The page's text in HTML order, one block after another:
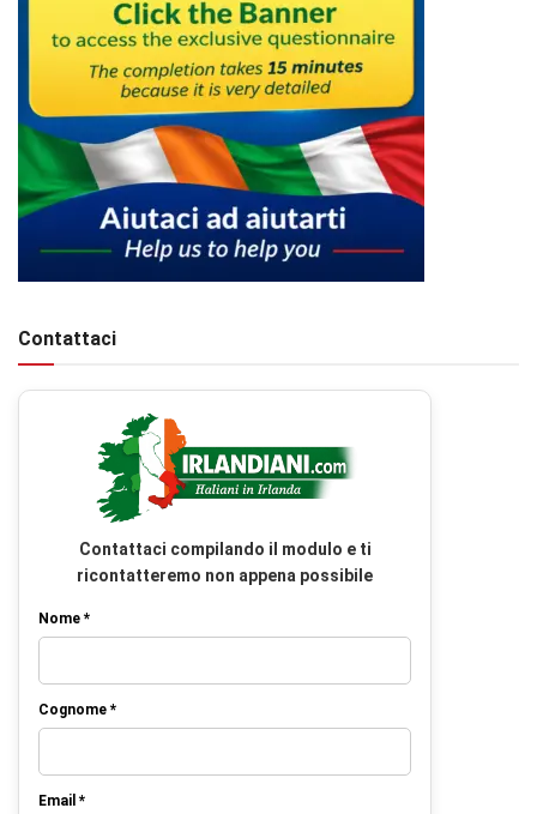
Contattaci
Contattaci compilando il modulo e ti
ricontatteremo non appena possibile
Nome *
Cognome *
Email *